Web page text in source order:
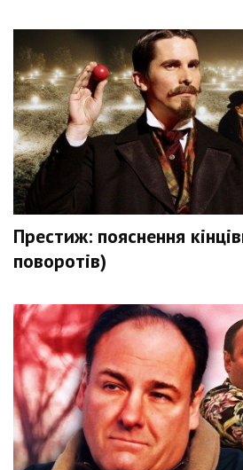
Престиж: пояснення
поворотів)